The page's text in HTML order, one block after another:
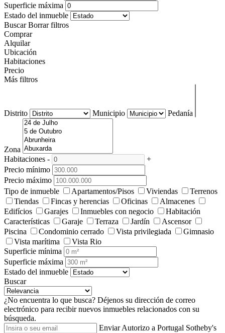
Superficie máxima
Estado del inmueble
Buscar Borrar filtros
Comprar
Alquilar
Ubicación
Habitaciones
Precio
Más filtros
Distrito Municipio Pedanía
Zona
Habitaciones -
+
Precio mínimo
Precio máximo
Tipo de inmueble
Apartamentos/Pisos Viviendas
Terrenos
Tiendas
Fincas y herencias Oficinas
Almacenes
Edifícios
Garajes Inmuebles con negocio
Habitación
Características
Garaje Terraza Jardín
Ascensor
Piscina
Condominio cerrado Vista privilegiada
Gimnasio
Vista marítima
Vista Rio
Superficie mínima
Superficie máxima
Estado del inmueble
Buscar
¿No encuentra lo que busca? Déjenos su dirección de correo
electrónico para recibir nuevos inmuebles relacionados con su
búsqueda.
Enviar Autorizo a Portugal Sotheby's